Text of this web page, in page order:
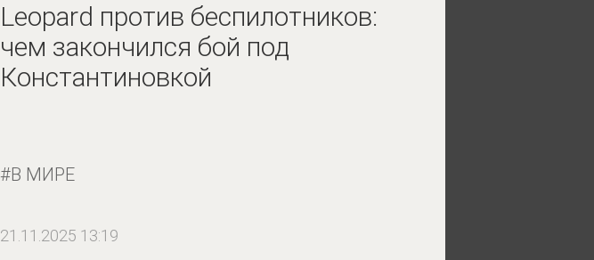
Leopard против беспилотников:
чем закончился бой под
Константиновкой
В МИРЕ
21.11.2025 13:19